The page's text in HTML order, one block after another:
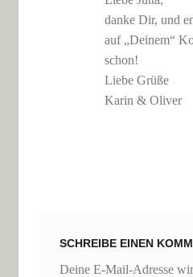
danke Dir, und
auf „Deinem“
schon!
Liebe Grüße
Karin & Oliver
SCHREIBE EINEN
Deine E-Mail-Adresse